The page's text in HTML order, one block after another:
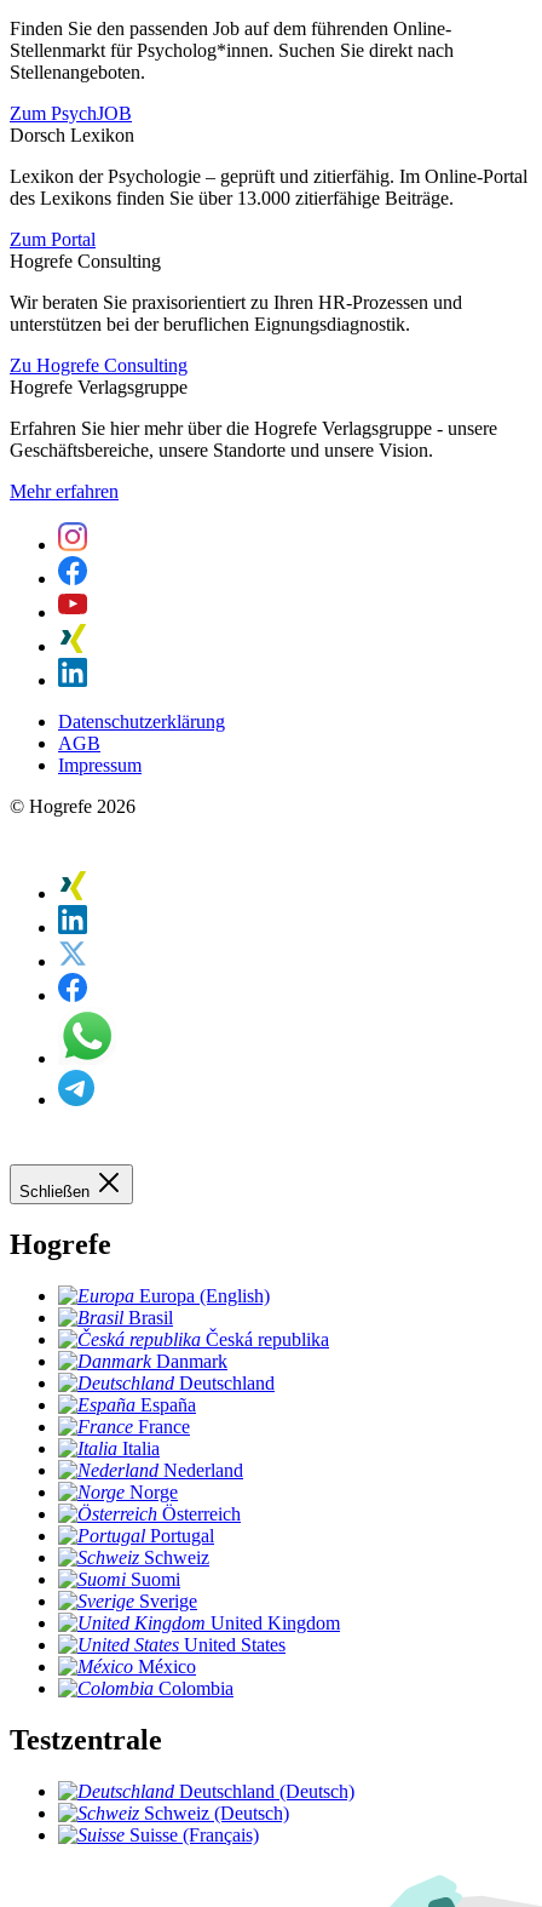
Finden Sie den passenden Job auf dem führenden Online-
Stellenmarkt für Psycholog*innen. Suchen Sie direkt nach
Stellenangeboten.
Zum PsychJOB
Dorsch Lexikon
Lexikon der Psychologie – geprüft und zitierfähig. Im Online-Portal
des Lexikons finden Sie über 13.000 zitierfähige Beiträge.
Zum Portal
Hogrefe Consulting
Wir beraten Sie praxisorientiert zu Ihren HR-Prozessen und
unterstützen bei der beruflichen Eignungsdiagnostik.
Zu Hogrefe Consulting
Hogrefe Verlagsgruppe
Erfahren Sie hier mehr über die Hogrefe Verlagsgruppe - unsere
Geschäftsbereiche, unsere Standorte und unsere Vision.
Mehr erfahren
Datenschutzerklärung
AGB
Impressum
© Hogrefe 2026
Schließen
Hogrefe
Europa (English)
Brasil
Česká republika
Danmark
Deutschland
España
France
Italia
Nederland
Norge
Österreich
Portugal
Schweiz
Suomi
Sverige
United Kingdom
United States
México
Colombia
Testzentrale
Deutschland (Deutsch)
Schweiz (Deutsch)
Suisse (Français)